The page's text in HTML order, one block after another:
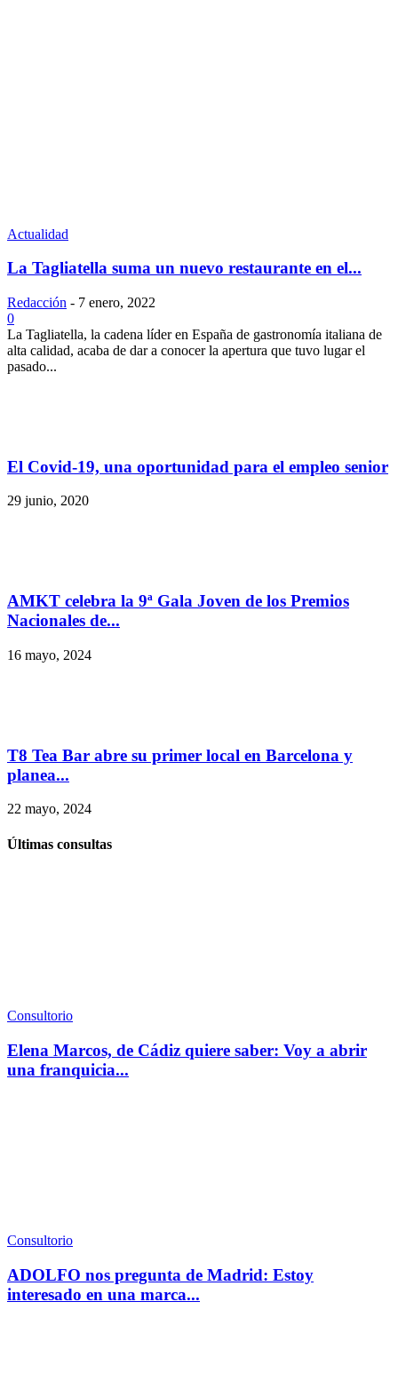
Actualidad
La Tagliatella suma un nuevo restaurante en el...
Redacción - 7 enero, 2022
0
La Tagliatella, la cadena líder en España de gastronomía italiana de
alta calidad, acaba de dar a conocer la apertura que tuvo lugar el
pasado...
El Covid-19, una oportunidad para el empleo senior
29 junio, 2020
AMKT celebra la 9ª Gala Joven de los Premios
Nacionales de...
16 mayo, 2024
T8 Tea Bar abre su primer local en Barcelona y
planea...
22 mayo, 2024
Últimas consultas
Consultorio
Elena Marcos, de Cádiz quiere saber: Voy a abrir
una franquicia...
Consultorio
ADOLFO nos pregunta de Madrid: Estoy
interesado en una marca...